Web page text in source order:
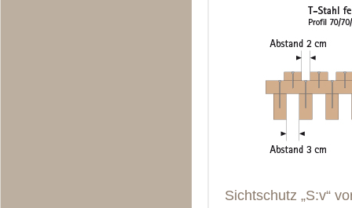
Sichtschutz „S:v“